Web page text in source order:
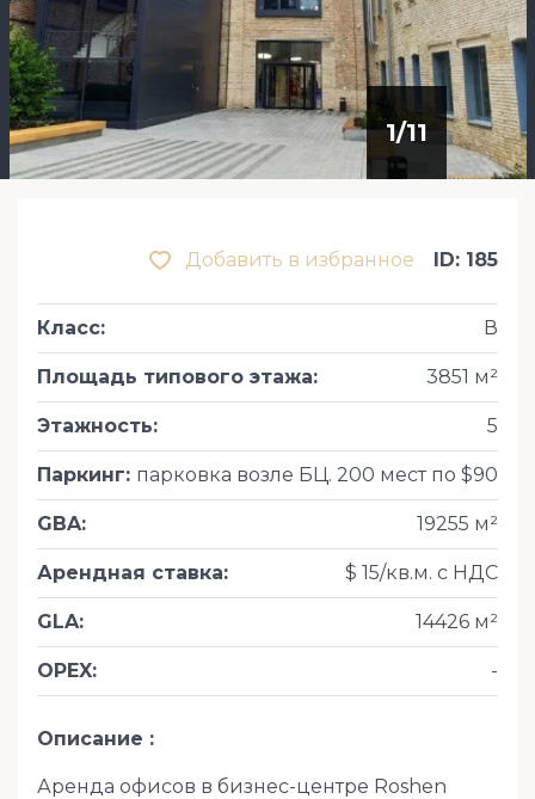
1/11
Добавить в избранное ID: 185
Класс: В
Площадь типового этажа: 3851 м²
Этажность: 5
Паркинг: парковка возле БЦ. 200 мест по $90
GBA: 19255 м²
Арендная ставка: $ 15/кв.м. с НДС
GLA: 14426 м²
OPEX: -
Описание
Аренда офисов в бизнес-центре Roshen